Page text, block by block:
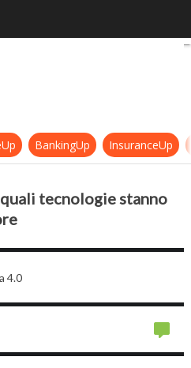
4.0: cos’è e quali
BankingUp InsuranceUp
quali tecnologie stanno
4.0